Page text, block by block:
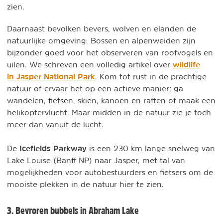
zien.
Daarnaast bevolken bevers, wolven en elanden de
natuurlijke omgeving. Bossen en alpenweiden zijn
bijzonder goed voor het observeren van roofvogels en
uilen. We schreven een volledig artikel over wildlife
in Jasper National Park. Kom tot rust in de prachtige
natuur of ervaar het op een actieve manier: ga
wandelen, fietsen, skiën, kanoën en raften of maak een
helikoptervlucht. Maar midden in de natuur zie je toch
meer dan vanuit de lucht.
De Icefields Parkway is een 230 km lange snelweg van
Lake Louise (Banff NP) naar Jasper, met tal van
mogelijkheden voor autobestuurders en fietsers om de
mooiste plekken in de natuur hier te zien.
3. Bevroren bubbels in Abraham Lake